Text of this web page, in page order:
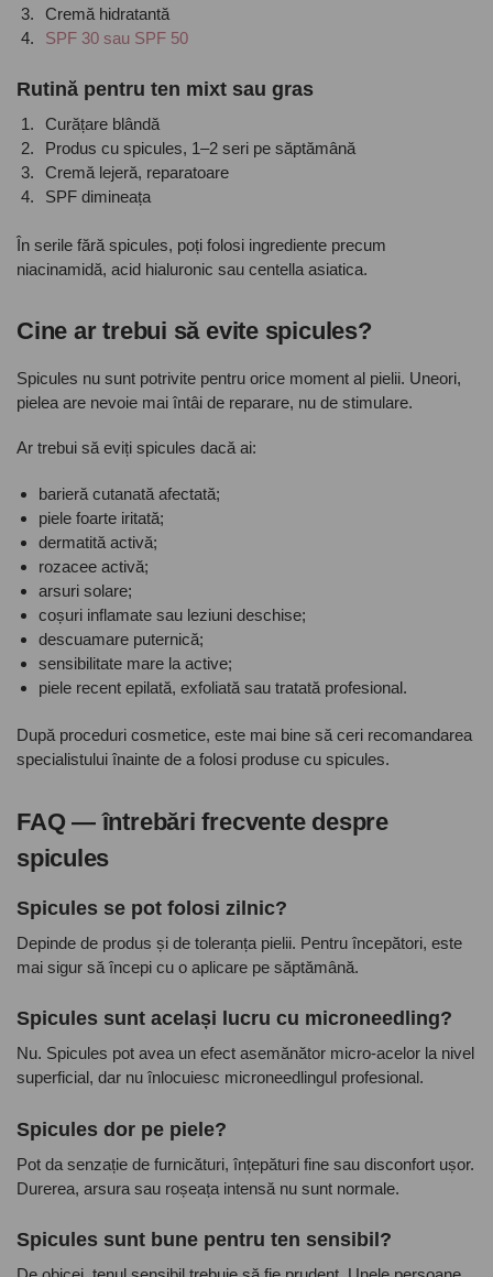
Cremă hidratantă
SPF 30 sau SPF 50
Rutină pentru ten mixt sau gras
Curățare blândă
Produs cu spicules, 1–2 seri pe săptămână
Cremă lejeră, reparatoare
SPF dimineața
În serile fără spicules, poți folosi ingrediente precum
niacinamidă, acid hialuronic sau centella asiatica.
Cine ar trebui să evite spicules?
Spicules nu sunt potrivite pentru orice moment al pielii. Uneori,
pielea are nevoie mai întâi de reparare, nu de stimulare.
Ar trebui să eviți spicules dacă ai:
barieră cutanată afectată;
piele foarte iritată;
dermatită activă;
rozacee activă;
arsuri solare;
coșuri inflamate sau leziuni deschise;
descuamare puternică;
sensibilitate mare la active;
piele recent epilată, exfoliată sau tratată profesional.
După proceduri cosmetice, este mai bine să ceri recomandarea
specialistului înainte de a folosi produse cu spicules.
FAQ — întrebări frecvente despre
spicules
Spicules se pot folosi zilnic?
Depinde de produs și de toleranța pielii. Pentru începători, este
mai sigur să începi cu o aplicare pe săptămână.
Spicules sunt același lucru cu microneedling?
Nu. Spicules pot avea un efect asemănător micro-acelor la nivel
superficial, dar nu înlocuiesc microneedlingul profesional.
Spicules dor pe piele?
Pot da senzație de furnicături, înțepături fine sau disconfort ușor.
Durerea, arsura sau roșeața intensă nu sunt normale.
Spicules sunt bune pentru ten sensibil?